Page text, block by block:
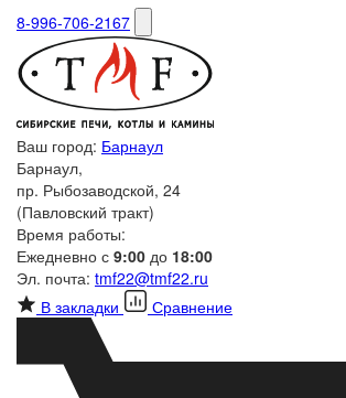
8-996-706-2167
Ваш город: Барнаул
Барнаул,
пр. Рыбозаводской, 24
(Павловский тракт)
Время работы:
Ежедневно с 9:00 до 18:00
Эл. почта: tmf22@tmf22.ru
В закладки
Сравнение